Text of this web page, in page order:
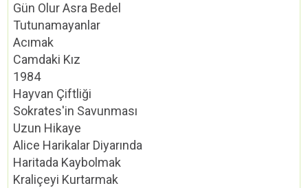
Gün Olur Asra Bedel
Tutunamayanlar
Acımak
Camdaki Kız
1984
Hayvan Çiftliği
Sokrates'in Savunması
Uzun Hikaye
Alice Harikalar Diyarında
Haritada Kaybolmak
Kraliçeyi Kurtarmak